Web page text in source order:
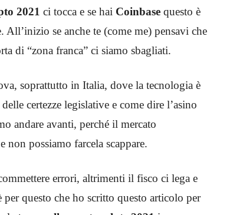
2021 ci tocca e se hai Coinbase questo è
All’inizio se anche te (come me) pensavi che
di “zona franca” ci siamo sbagliati.
soprattutto in Italia, dove la tecnologia è
certezze legislative e come dire l’asino
andare avanti, perché il mercato
possiamo farcela scappare.
errori, altrimenti il fisco ci lega e
per questo che ho scritto questo articolo per